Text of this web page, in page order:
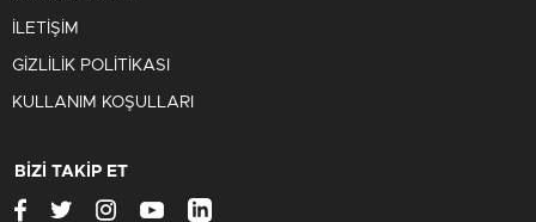
İLETİŞİM
GİZLİLİK POLİTİKASI
KULLANIM KOŞULLARI
BİZİ TAKİP ET